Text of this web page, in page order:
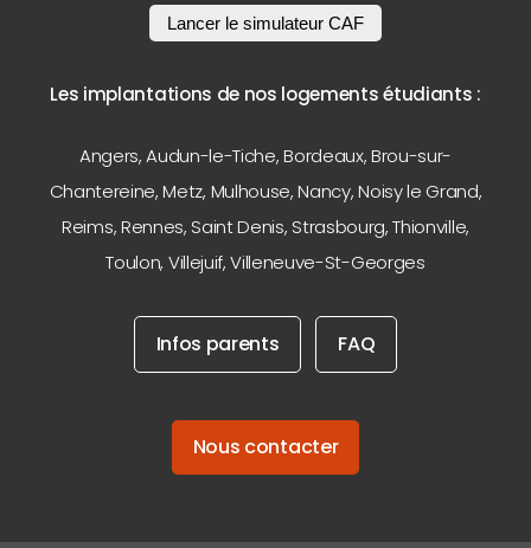
Lancer le simulateur CAF
Les implantations de nos logements étudiants :
Angers,Audun-le-Tiche,Bordeaux,Brou-sur-
Chantereine,Metz, Mulhouse,Nancy,Noisy le Grand,
Reims,Rennes, Saint Denis, Strasbourg,Thionville,
Toulon, Villejuif,Villeneuve-St-Georges
Infos parents FAQ
Nous contacter